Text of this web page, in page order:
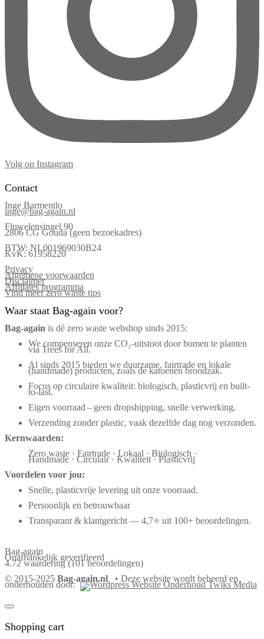
Volg op Instagram
Contact
Inge Barmentlo
inge@bag-again.nl
Fluwelensingel 90
2806 CG Gouda (geen bezoekadres)
BTW: NL001969030B24
KvK: 61958220
Privacy
Algemene voorwaarden
Disclaimer
Affiliates programma
Vind meer zero waste tips
Waar staat Bag-again voor?
Bag‑again is dé zero waste webshop sinds 2015:
We compenseren onze CO₂-uitstoot door bomen te planten
via Trees for All.
Al sinds 2015 bieden we duurzame, fairtrade en lokale
(handmade) producten, zoals de katoenen broodzak.
Focus op circulaire kwaliteit: biologisch, plasticvrij en built-
to-last.
Eigen voorraad – geen dropshipping, snelle verwerking.
Verzending zonder plastic, vaak dezelfde dag nog verzonden.
Kernwaarden:
Zero waste · Fairtrade · Lokaal · Biologisch ·
Handmade · Circulair · Kwaliteit · Plasticvrij
Voordelen voor jou:
Snelle, plasticvrije levering uit onze voorraad.
Persoonlijk en betrouwbaar
Transparant & klantgericht — 4,7⭐ uit 100+ beoordelingen.
Bag-again
Onafhankelijk geverifieerd
4.72 waardering (101 beoordelingen)
© 2015-2025 Bag-again.nl • Deze website wordt beheerd en
onderhouden door:
Shopping cart